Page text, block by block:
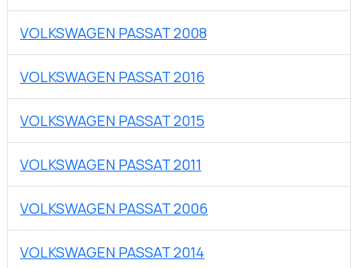
VOLKSWAGEN PASSAT 2008
VOLKSWAGEN PASSAT 2016
VOLKSWAGEN PASSAT 2015
VOLKSWAGEN PASSAT 2011
VOLKSWAGEN PASSAT 2006
VOLKSWAGEN PASSAT 2014